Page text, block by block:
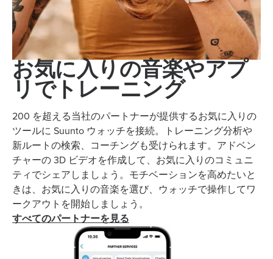
お気に入りの音楽やアプ
リでトレーニング
200 を超える当社のパートナーが提供するお気に入りの
ツールに Suunto ウォッチを接続。トレーニング分析や
新ルートの検索、コーチングも受けられます。アドベン
チャーの 3D ビデオを作成して、お気に入りのコミュニ
ティでシェアしましょう。モチベーションを高めたいと
きは、お気に入りの音楽を選び、ウォッチで操作してワ
ークアウトを開始しましょう。
すべてのパートナーを見る